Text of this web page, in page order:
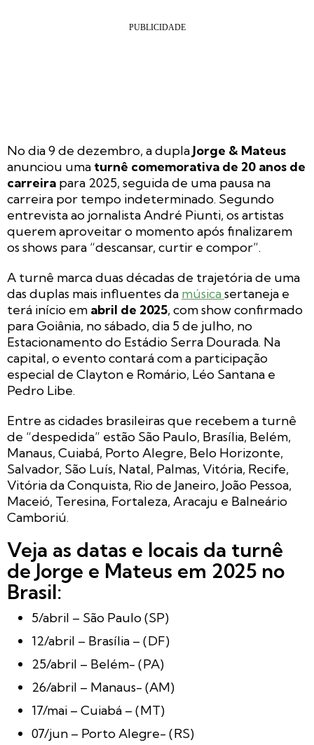
No dia 9 de dezembro, a duplaJorge & Mateus
anunciou uma turnê comemorativa de 20 anos de
carreira para 2025, seguida de uma pausa na
carreira por tempo indeterminado. Segundo
entrevista ao jornalista André Piunti, os artistas
querem aproveitar o momento após finalizarem
os shows para “descansar, curtir e compor”.
A turnê marca duas décadas de trajetória de uma
das duplas mais influentes da músicasertaneja e
terá início em abril de 2025, com show confirmado
para Goiânia, no sábado, dia 5 de julho, no
Estacionamento do Estádio Serra Dourada. Na
capital, o evento contará com a participação
especial de Clayton e Romário, Léo Santana e
Pedro Libe.
Entre as cidades brasileiras que recebem a turnê
de “despedida” estão São Paulo, Brasília, Belém,
Manaus, Cuiabá, Porto Alegre, Belo Horizonte,
Salvador, São Luís, Natal, Palmas, Vitória, Recife,
Vitória da Conquista, Rio de Janeiro, João Pessoa,
Maceió, Teresina, Fortaleza, Aracaju e Balneário
Camboriú.
Veja as datas e locais da turnê
de Jorge e Mateus em 2025 no
Brasil:
5/abril – São Paulo (SP)
12/abril – Brasília – (DF)
25/abril – Belém- (PA)
26/abril – Manaus- (AM)
17/mai – Cuiabá – (MT)
07/jun – Porto Alegre- (RS)